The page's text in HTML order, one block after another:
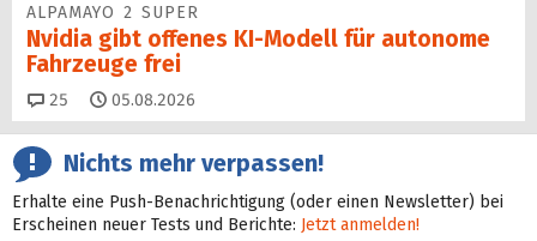
ALPAMAYO 2 SUPER
Nvidia gibt offenes KI-Modell für autonome
Fahrzeuge frei
25 Kommentare
05.08.2026
Nichts mehr verpassen!
Erhalte eine Push-Benachrichtigung (oder einen Newsletter) bei
Erscheinen neuer Tests und Berichte: Jetzt anmelden!